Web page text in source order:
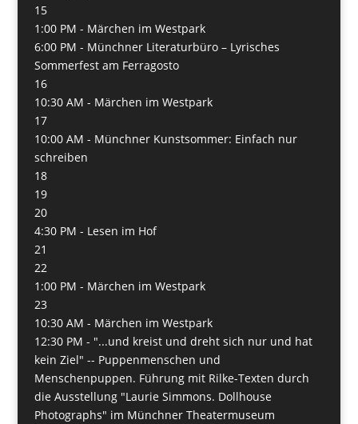
15
1:00 PM - Märchen im Westpark
6:00 PM - Münchner Literaturbüro – Lyrisches
Sommerfest am Ferragosto
16
10:30 AM - Märchen im Westpark
17
10:00 AM - Münchner Kunstsommer: Einfach nur
schreiben
18
19
20
4:30 PM - Lesen im Hof
21
22
1:00 PM - Märchen im Westpark
23
10:30 AM - Märchen im Westpark
12:30 PM - "...und kreist und dreht sich nur und hat
kein Ziel" -- Puppenmenschen und
Menschenpuppen. Führung mit Rilke-Texten durch
die Ausstellung "Laurie Simmons. Dollhouse
Photographs" im Münchner Theatermuseum